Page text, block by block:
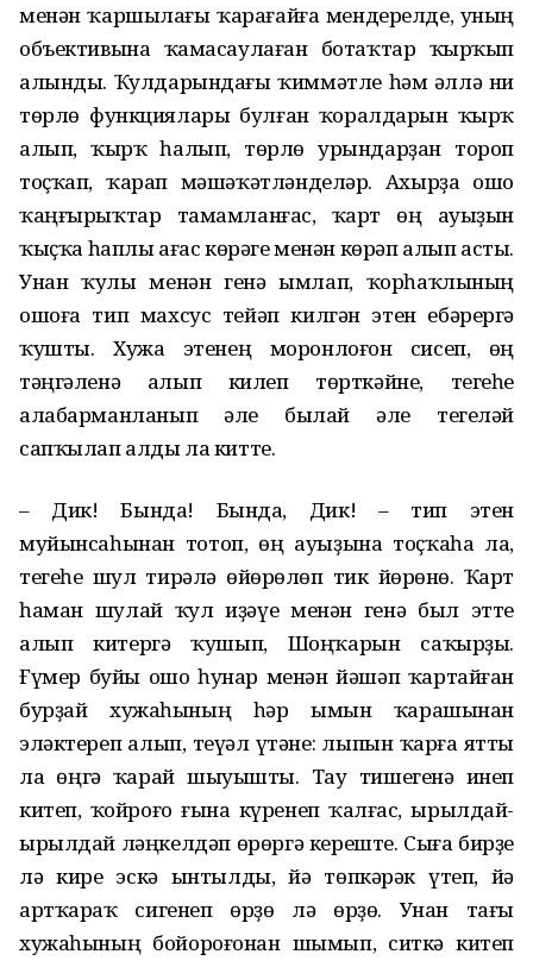
менән ҡаршылағы ҡарағайға мендерелде, уның
объективына ҡамасаулаған ботаҡтар ҡырҡып
алынды. Ҡулдарындағы ҡиммәтле һәм әллә ни
төрлө функциялары булған ҡоралдарын ҡырҡ
алып, ҡырҡ һалып, төрлө урындарҙан тороп
тоҫҡап, ҡарап мәшәҡәтләнделәр. Ахырҙа ошо
ҡаңғырыҡтар тамамланғас, ҡарт өң ауыҙын
ҡыҫҡа һаплы ағас көрәге менән көрәп алып асты.
Унан ҡулы менән генә ымлап, ҡорһаҡлының
ошоға тип махсус тейәп килгән этен ебәрергә
ҡушты. Хужа этенең моронлоғон сисеп, өң
тәңгәленә алып килеп төрткәйне, тегеһе
алабарманланып әле былай әле тегеләй
сапҡылап алды ла китте.
– Дик! Бында! Бында, Дик! – тип этен
муйынсаһынан тотоп, өң ауыҙына тоҫҡаһа ла,
тегеһе шул тирәлә өйөрөлөп тик йөрөнө. Ҡарт
һаман шулай ҡул иҙәүе менән генә был этте
алып китергә ҡушып, Шоңҡарын саҡырҙы.
Ғүмер буйы ошо һунар менән йәшәп ҡартайған
бурҙай хужаһының һәр ымын ҡарашынан
эләктереп алып, теүәл үтәне: лыпын ҡарға ятты
ла өңгә ҡарай шыуышты. Тау тишегенә инеп
китеп, ҡойроғо ғына күренеп ҡалғас, ырылдай-
ырылдай ләңкелдәп өрөргә кереште. Сыға бирҙе
лә кире эскә ынтылды, йә төпкәрәк үтеп, йә
артҡараҡ сигенеп өрҙө лә өрҙө. Унан тағы
хужаһының бойороғонан шымып, ситкә китеп